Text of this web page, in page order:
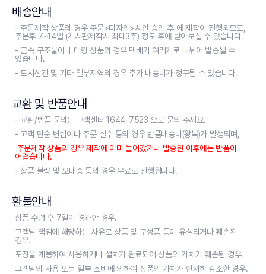
배송안내
- 주문제작 상품의 경우 주문>디자인>시안 승인 후 에 제작이 진행되므로,
주문후 7~14일 (게시판제작시 최대3주) 정도 후에 받아보실 수 있습니다.
- 금속 구조물이나 대형 상품의 경우 택배가 여러개로 나뉘어 발송될 수
있습니다.
- 도서산간 및 기타 일부지역의 경우 추가 배송비가 청구될 수 있습니다.
교환 및 반품안내
- 교환/반품 문의는 고객센터 1644-7523 으로 문의 주세요.
- 고객 단순 변심이나 주문 실수 등의 경우 반품배송비(왕복)가 발생되며,
주문제작 상품의 경우 제작에 이미 들어갔거나 발송된 이후에는 반품이
어렵습니다.
- 상품 불량 및 오배송 등의 경우 무료로 진행됩니다.
환불안내
상품 수령 후 7일이 경과한 경우.
고객님 책임에 해당하는 사유로 상품 및 구성품 등이 유실되거나 훼손된
경우.
포장을 개봉하여 사용하거나 설치가 완료되어 상품의 가치가 훼손된 경우.
고객님의 사용 또는 일부 소비에 의하여 상품의 가치가 현저히 감소한 경우.